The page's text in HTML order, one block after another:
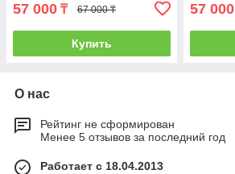
57 000 ₸ 67 000 ₸
Купить
57 000
О нас
Рейтинг не сформирован
Менее 5 отзывов за последний год
Работает с 18.04.2013